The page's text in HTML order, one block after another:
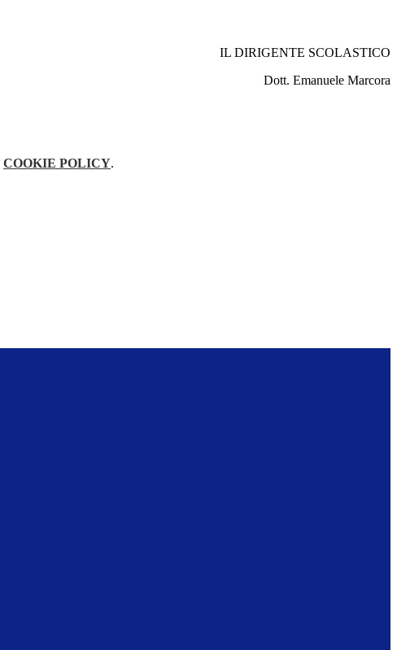
IL DIRIGENTE SCOLASTICO
Dott. Emanuele Marcora
COOKIE POLICY.